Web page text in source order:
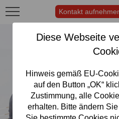
Diese Webseite
Hinweis gemäß EU-
auf den Button „OK“
Zustimmung, alle
erhalten. Bitte ändern
Kontakt